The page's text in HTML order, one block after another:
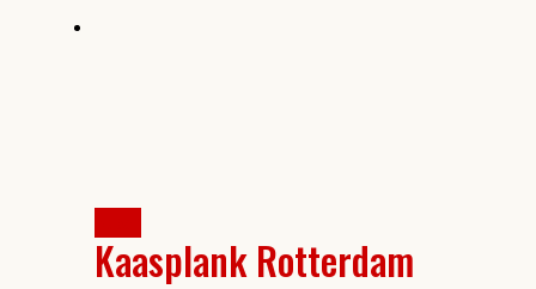
Kaasplank Rotterdam